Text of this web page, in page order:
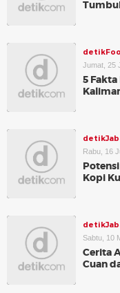
Jumat, 25
5
Rabu, 16
Kopi
Sabtu, 10
Cerita
Cuan